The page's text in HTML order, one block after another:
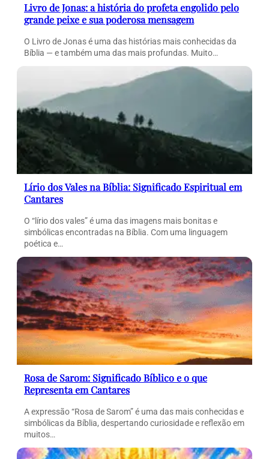
Livro de Jonas: a história do profeta engolido pelo
grande peixe e sua poderosa mensagem
O Livro de Jonas é uma das histórias mais conhecidas da
Bíblia — e também uma das mais profundas. Muito…
Lírio dos Vales na Bíblia: Significado Espiritual em
Cantares
O “lírio dos vales” é uma das imagens mais bonitas e
simbólicas encontradas na Bíblia. Com uma linguagem
poética e…
Rosa de Sarom: Significado Bíblico e o que
Representa em Cantares
A expressão “Rosa de Sarom” é uma das mais conhecidas e
simbólicas da Bíblia, despertando curiosidade e reflexão em
muitos…